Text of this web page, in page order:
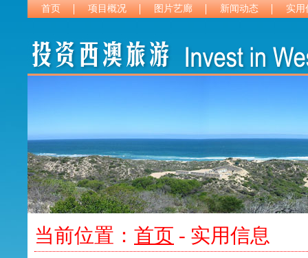
首页 项目概况 图片艺廊 新闻动态 实用
当前位置： 首页 - 实用信息